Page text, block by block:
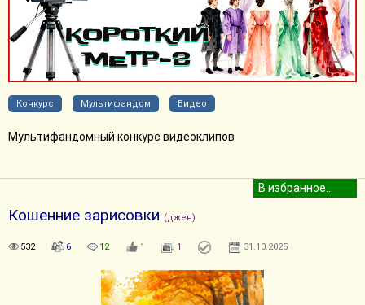
Конкурс Мультифандом Видео
Мультифандомный конкурс видеоклипов
Кошенние зарисовки (джен)
532 6 12 1 1 31.10.2025